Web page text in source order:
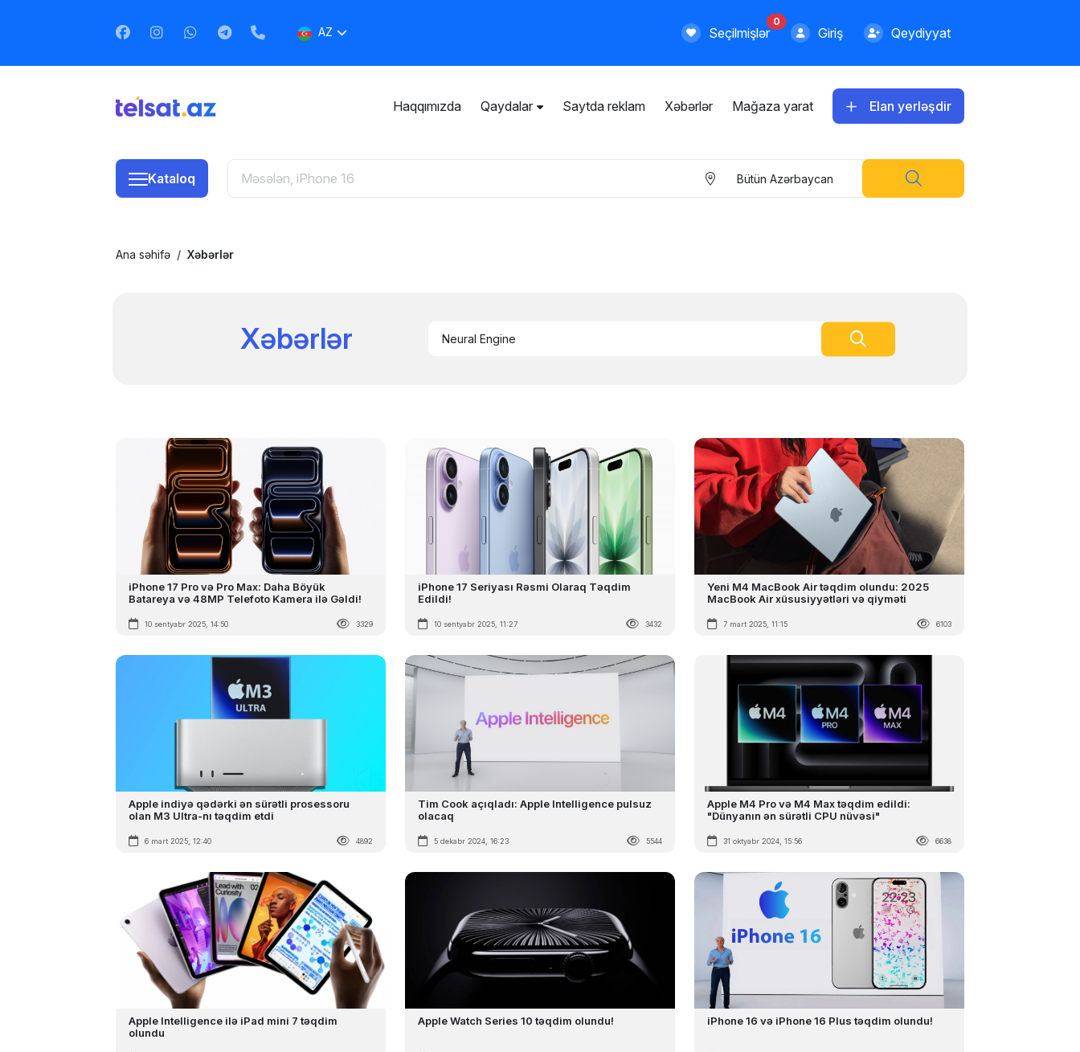
AZ Seçilmişlər
0
Giriş Qeydiyyat
Haqqımızda Qaydalar Saytda reklam Xəbərlər Mağaza yarat Elan yerləşdir
Kataloq Bütün Azərbaycan
Ana səhifə Xəbərlər
Xəbərlər
iPhone 17 Pro və Pro Max: Daha Böyük
Batareya və 48MP Telefoto Kamera ilə Gəldi!
10 sentyabr 2025, 14:50 3329
iPhone 17 Seriyası Rəsmi Olaraq Təqdim
Edildi!
10 sentyabr 2025, 11:27 3432
Yeni M4 MacBook Air təqdim olundu: 2025
MacBook Air xüsusiyyətləri və qiyməti
7 mart 2025, 11:15 6103
Apple indiyə qədərki ən sürətli prosessoru
olan M3 Ultra-nı təqdim etdi
6 mart 2025, 12:40 4892
Tim Cook açıqladı: Apple Intelligence pulsuz
olacaq
5 dekabr 2024, 16:23 5544
Apple M4 Pro və M4 Max təqdim edildi:
"Dünyanın ən sürətli CPU nüvəsi"
31 oktyabr 2024, 15:56 6638
Apple Intelligence ilə iPad mini 7 təqdim
olundu
Apple Watch Series 10 təqdim olundu! iPhone 16 və iPhone 16 Plus təqdim olundu!